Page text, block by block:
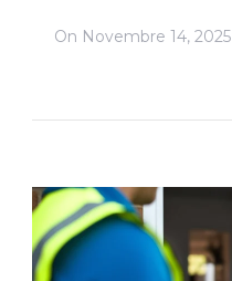
On Novembre 14, 2025